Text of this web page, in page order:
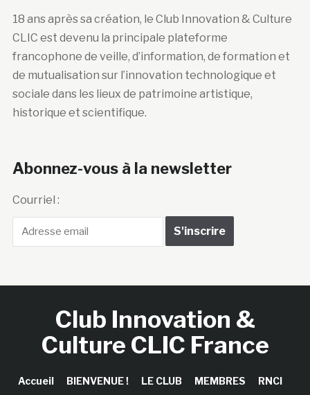
18 ans après sa création, le Club Innovation & Culture
CLIC est devenu la principale plateforme
francophone de veille, d’information, de formation et
de mutualisation sur l’innovation technologique et
sociale dans les lieux de patrimoine artistique,
historique et scientifique.
Abonnez-vous à la newsletter
Courriel :
Club Innovation &
Culture CLIC France
Accueil BIENVENUE ! LE CLUB MEMBRES
RNCI